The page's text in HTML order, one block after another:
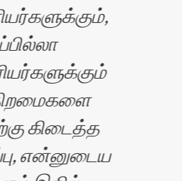
கிடைத்த
என்னுடைய